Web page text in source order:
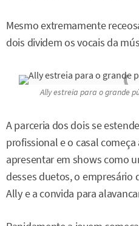
Mesmo extremamente
dois dividem os vocais da
Ally estreia para o grande
A parceria dos dois se
profissional e o casal
apresentar em shows como
desses duetos, o empresário
Ally e a convida para